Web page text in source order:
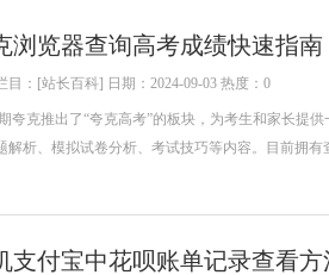
浏览器查询高考成绩快速指南
目：[站长百科] 日期：2024-09-03 热度：0
克推出了“夸克高考”的板块，为考生和家长提
解析、模拟试卷分析、考试技巧等内容。目前拥有
支付宝中花呗账单记录查看方